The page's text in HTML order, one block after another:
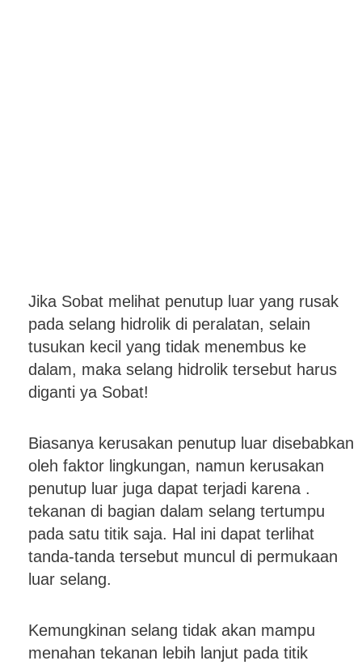
Jika Sobat melihat penutup luar yang rusak
pada selang hidrolik di peralatan, selain
tusukan kecil yang tidak menembus ke
dalam, maka selang hidrolik tersebut harus
diganti ya Sobat!
Biasanya kerusakan penutup luar disebabkan
oleh faktor lingkungan, namun kerusakan
penutup luar juga dapat terjadi karena .
tekanan di bagian dalam selang tertumpu
pada satu titik saja. Hal ini dapat terlihat
tanda-tanda tersebut muncul di permukaan
luar selang.
Kemungkinan selang tidak akan mampu
menahan tekanan lebih lanjut pada titik